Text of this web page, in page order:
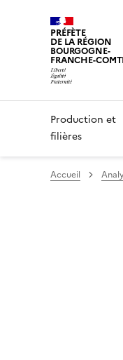
PRÉFÈTE
DE LA RÉGION
BOURGOGNE-
FRANCHE-
Production et
filières
Accueil